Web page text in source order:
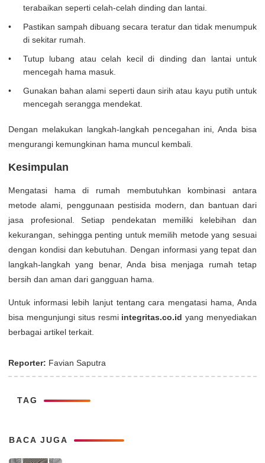
terabaikan seperti celah-celah dinding dan lantai.
Pastikan sampah dibuang secara teratur dan tidak menumpuk
di sekitar rumah.
Tutup lubang atau celah kecil di dinding dan lantai untuk
mencegah hama masuk.
Gunakan bahan alami seperti daun sirih atau kayu putih untuk
mencegah serangga mendekat.
Dengan melakukan langkah-langkah pencegahan ini, Anda bisa
mengurangi kemungkinan hama muncul kembali.
Kesimpulan
Mengatasi hama di rumah membutuhkan kombinasi antara
metode alami, penggunaan pestisida modern, dan bantuan dari
jasa profesional. Setiap pendekatan memiliki kelebihan dan
kekurangan, sehingga penting untuk memilih metode yang sesuai
dengan kondisi dan kebutuhan. Dengan informasi yang tepat dan
langkah-langkah yang benar, Anda bisa menjaga rumah tetap
bersih dan aman dari gangguan hama.
Untuk informasi lebih lanjut tentang cara mengatasi hama, Anda
bisa mengunjungi situs resmi integritas.co.id yang menyediakan
berbagai artikel terkait.
Reporter: Favian Saputra
TAG
BACA JUGA